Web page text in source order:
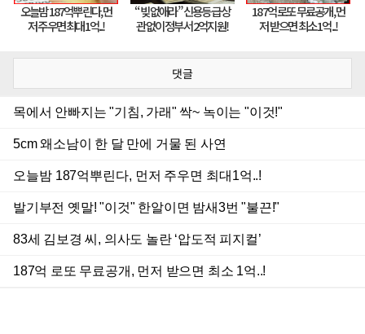
댓글